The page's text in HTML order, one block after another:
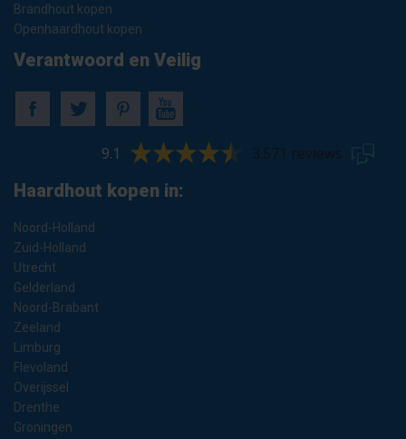
Brandhout kopen
Openhaardhout kopen
Verantwoord en Veilig
9.1 3.571 reviews
Haardhout kopen in:
Noord-Holland
Zuid-Holland
Utrecht
Gelderland
Noord-Brabant
Zeeland
Limburg
Flevoland
Overijssel
Drenthe
Groningen